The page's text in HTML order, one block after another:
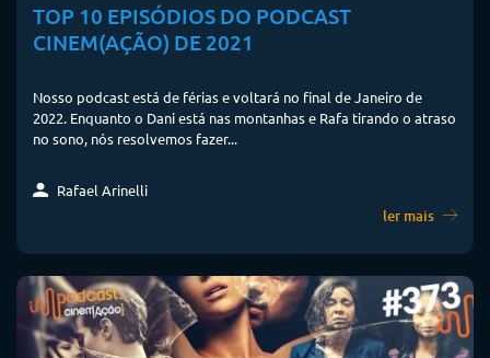
TOP 10 EPISÓDIOS DO PODCAST
CINEM(AÇÃO) DE 2021
Nosso podcast está de férias e voltará no final de Janeiro de
2022. Enquanto o Dani está nas montanhas e Rafa tirando o atraso
no sono, nós resolvemos fazer...
Rafael Arinelli
ler mais